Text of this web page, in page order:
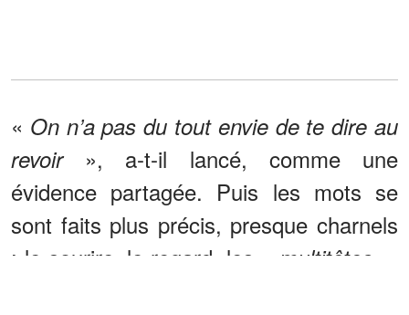
« On n’a pas du tout envie de te dire au
revoir », a-t-il lancé, comme une
évidence partagée. Puis les mots se
sont faits plus précis, presque charnels
: le sourire, le regard, les « multitêtes